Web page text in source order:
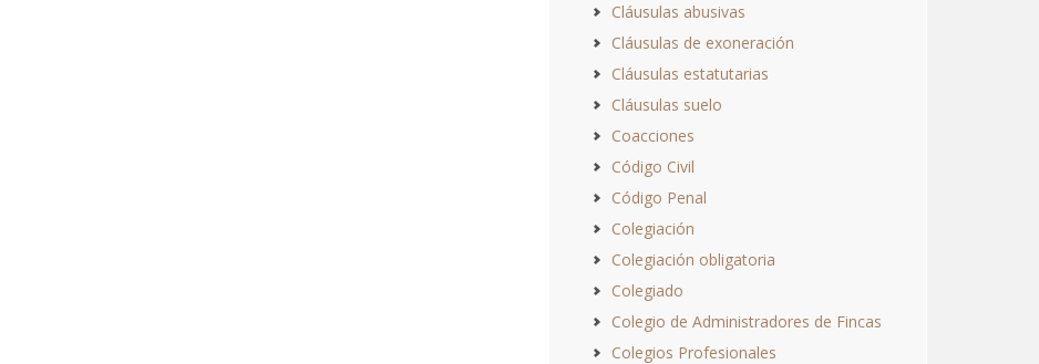
Cláusulas abusivas
Cláusulas de exoneración
Cláusulas estatutarias
Cláusulas suelo
Coacciones
Código Civil
Código Penal
Colegiación
Colegiación obligatoria
Colegiado
Colegio de Administradores de Fincas
Colegios Profesionales